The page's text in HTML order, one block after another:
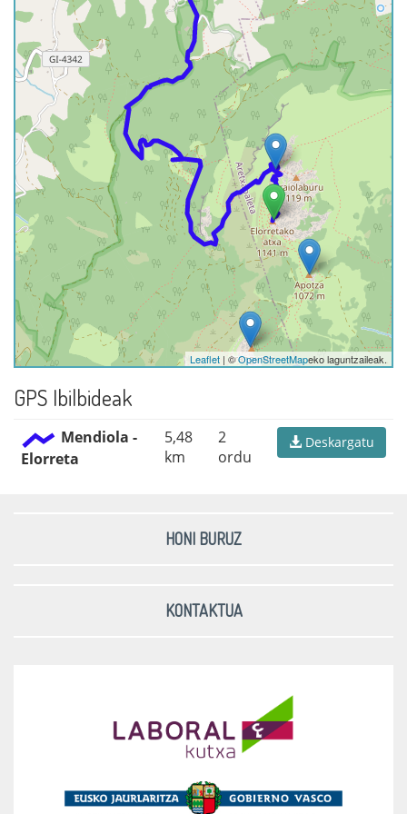
Leaflet | ©OpenStreetMapeko laguntzaileak.
GPS Ibilbideak
Mendiola -
Elorreta
5,48
km
2
ordu
Deskargatu
HONI BURUZ
KONTAKTUA